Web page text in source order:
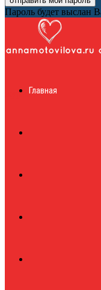
Пароль будет выслан
журналГлавная